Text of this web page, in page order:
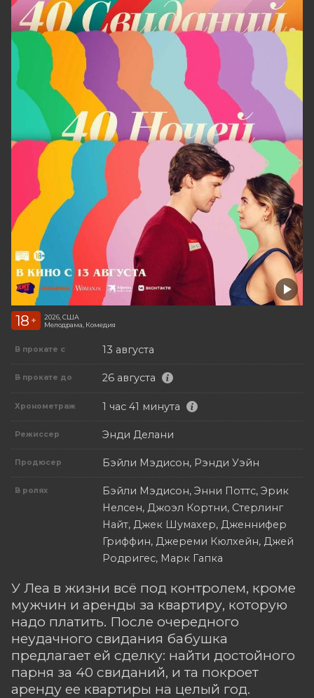
18 +
2026, США
Мелодрама, Комедия
В прокате с 13 августа
В прокате до 26 августа
Хронометраж 1 час 41 минута
Режиссер Энди Делани
Продюсер Бэйли Мэдисон, Рэнди Уэйн
В ролях
Бэйли Мэдисон, Энни Поттс, Эрик
Нелсен, Джоэл Кортни, Стерлинг
Найт, Джек Шумахер, Дженнифер
Гриффин, Джереми Кюлхейн, Джей
Родригес, Марк Гапка
У Леа в жизни всё под контролем, кроме
мужчин и аренды за квартиру, которую
надо платить. После очередного
неудачного свидания бабушка
предлагает ей сделку: найти достойного
парня за 40 свиданий, и та покроет
аренду ее квартиры на целый год.